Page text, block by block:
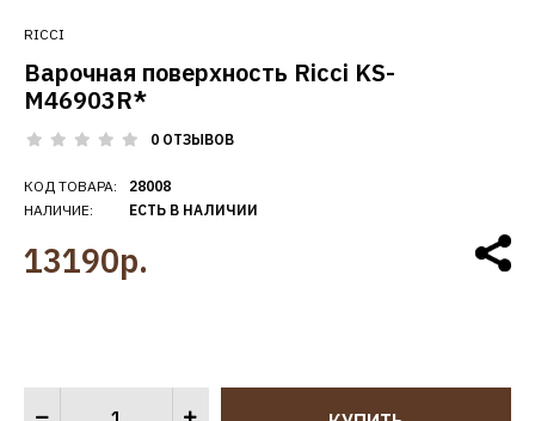
RICCI
Варочная поверхность Ricci KS-
M46903R*
0 ОТЗЫВОВ
КОД ТОВАРА:
НАЛИЧИЕ:
28008
ЕСТЬ В НАЛИЧИИ
13190р.